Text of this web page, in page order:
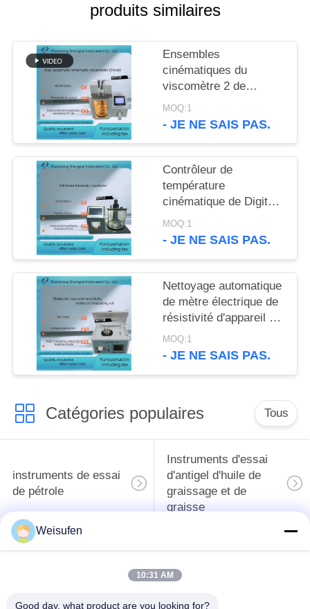
PRIVACY
POLICY
produits similaires
Ensembles
cinématiques du
viscomètre 2 de
sommet entièrement
automatique du D445
MOQ:1
- JE NE SAIS PAS.
Contrôleur de
température
cinématique de Digital
de précision de
viscomètre de pétrole
MOQ:1
- JE NE SAIS PAS.
Nettoyage automatique
de mètre électrique de
résistivité d'appareil de
contrôle d'huile isolante
de transformateur
MOQ:1
- JE NE SAIS PAS.
Catégories populaires Tous
instruments de essai
de pétrole
Instruments d'essai
d'antigel d'huile de
graissage et de
graisse
Équipement d'essai
transformateur
Weisufen
10:31 AM
Good day, what product are you looking for?